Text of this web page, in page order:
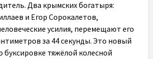
Два крымских богатыря:
и Егор Сорокалетов,
усилия, перемещают его
за 44 секунды. Это новый
буксировке тяжёлой колесной